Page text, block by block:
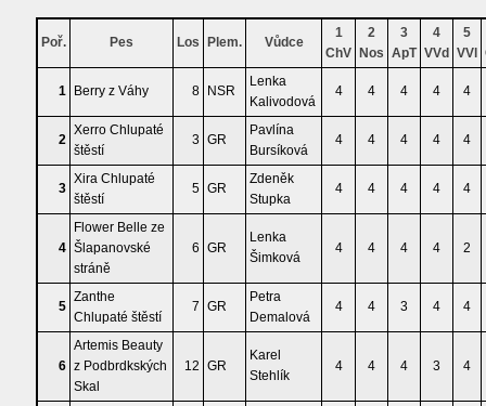
Poř. Pes Los Plem. Vůdce
1
ChV
2
Nos
3
ApT
4
VVd
5
VVl
1 Berry z Váhy 8 NSR
Lenka
Kalivodová
4 4 4 4 4
2
Xerro Chlupaté
štěstí
3 GR
Pavlína
Bursíková
4 4 4 4 4
3
Xira Chlupaté
štěstí
5 GR
Zdeněk
Stupka
4 4 4 4 4
4
Flower Belle ze
Šlapanovské
stráně
6 GR
Lenka
Šimková
4 4 4 4 2
5
Zanthe
Chlupaté štěstí
7 GR
Petra
Demalová
4 4 3 4 4
6
Artemis Beauty
z Podbrdkských
Skal
12 GR
Karel
Stehlík
4 4 4 3 4